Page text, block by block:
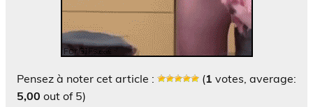
Pensez à noter cet article : (1 votes, average:
5,00 out of 5)